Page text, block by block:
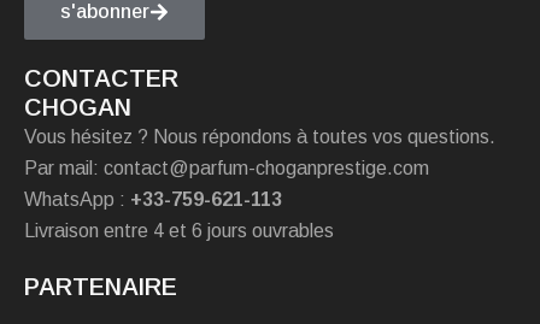
s'abonner
CONTACTER
CHOGAN
Vous hésitez ? Nous répondons à toutes vos questions.
Par mail: contact@parfum-choganprestige.com
WhatsApp : +33-759-621-113
Livraison entre 4 et 6 jours ouvrables
PARTENAIRE